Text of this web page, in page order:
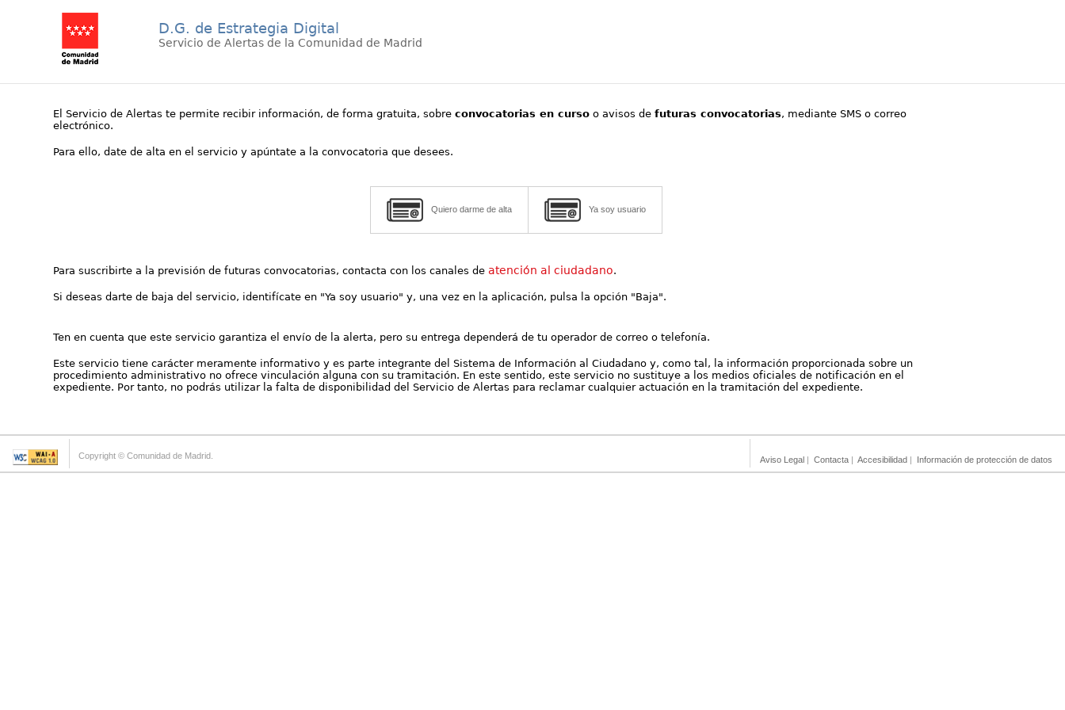
D.G. de Estrategia Digital
Servicio de Alertas de la Comunidad de Madrid
El Servicio de Alertas te permite recibir información, de forma gratuita, sobreconvocatorias en curso o avisos defuturas convocatorias, mediante SMS o correo
electrónico.
Para ello, date de alta en el servicio y apúntate a la convocatoria que desees.
Quiero darme de alta Ya soy usuario
Para suscribirte a la previsión de futuras convocatorias, contacta con los canales deatención al ciudadano.
Si deseas darte de baja del servicio, identifícate en "Ya soy usuario" y, una vez en la aplicación, pulsa la opción "Baja".
Ten en cuenta que este servicio garantiza el envío de la alerta, pero su entrega dependerá de tu operador de correo o telefonía.
Este servicio tiene carácter meramente informativo y es parte integrante del Sistema de Información al Ciudadano y, como tal, la información proporcionada sobre un
procedimiento administrativo no ofrece vinculación alguna con su tramitación. En este sentido, este servicio no sustituye a los medios oficiales de notificación en el
expediente. Por tanto, no podrás utilizar la falta de disponibilidad del Servicio de Alertas para reclamar cualquier actuación en la tramitación del expediente.
Copyright © Comunidad de Madrid. Aviso Legal | Contacta | Accesibilidad | Información de protección de datos